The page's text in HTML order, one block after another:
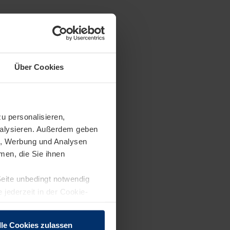
Über Cookies
personalisieren,
Außerdem geben
und Analysen
die Sie ihnen
unbedingt notwendig
in der Cookie-
Cookies zulassen
von
und
zu berichten
für den
Hand.